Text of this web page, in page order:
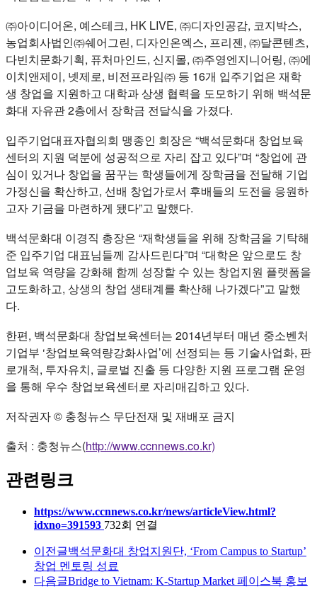
㈜아이디어온, 예스테크, HK LIVE, ㈜디자인공감, 코지박스,
농업회사법인㈜쉐어그린, 디자인온엑스, 프리젠, ㈜달콘텐츠,
다빈치문화기획, 퓨처마인드, 신지몰, ㈜주영엔지니어링, ㈜에
이치앤제이, 넷제로, 비전프라임㈜ 등 16개 입주기업은 재학
생 창업을 지원하고 대학과 상생 협력을 도모하기 위해 백석문
화대 자유관 2층에서 장학금 전달식을 가졌다.
입주기업대표자협의회 맹종인 회장은 “백석문화대 창업보육
센터의 지원 덕분에 성공적으로 자리 잡고 있다”며 “창업에 관
심이 있거나 창업을 꿈꾸는 학생들에게 장학금을 전달해 기업
가정신을 확산하고, 선배 창업가로서 후배들의 도전을 응원하
고자 기금을 마련하게 됐다”고 말했다.
백석문화대 이경직 총장은 “재학생들을 위해 장학금을 기탁해
준 입주기업 대표님들께 감사드린다”며 “대학은 앞으로도 창
업보육 역량을 강화해 함께 성장할 수 있는 창업지원 플랫폼을
고도화하고, 상생의 창업 생태계를 확산해 나가겠다”고 말했
다.
한편, 백석문화대 창업보육센터는 2014년부터 매년 중소벤처
기업부 ‘창업보육역량강화사업’에 선정되는 등 기술사업화, 판
로개척, 투자유치, 글로벌 진출 등 다양한 지원 프로그램 운영
을 통해 우수 창업보육센터로 자리매김하고 있다.
저작권자 © 충청뉴스 무단전재 및 재배포 금지
출처 : 충청뉴스(http://www.ccnnews.co.kr)
관련링크
https://www.ccnnews.co.kr/news/articleView.html?
idxno=391593 732회 연결
이전글백석문화대 창업지원단, ‘From Campus to Startup’
창업 멘토링 성료
다음글Bridge to Vietnam: K-Startup Market 페이스북 홍보